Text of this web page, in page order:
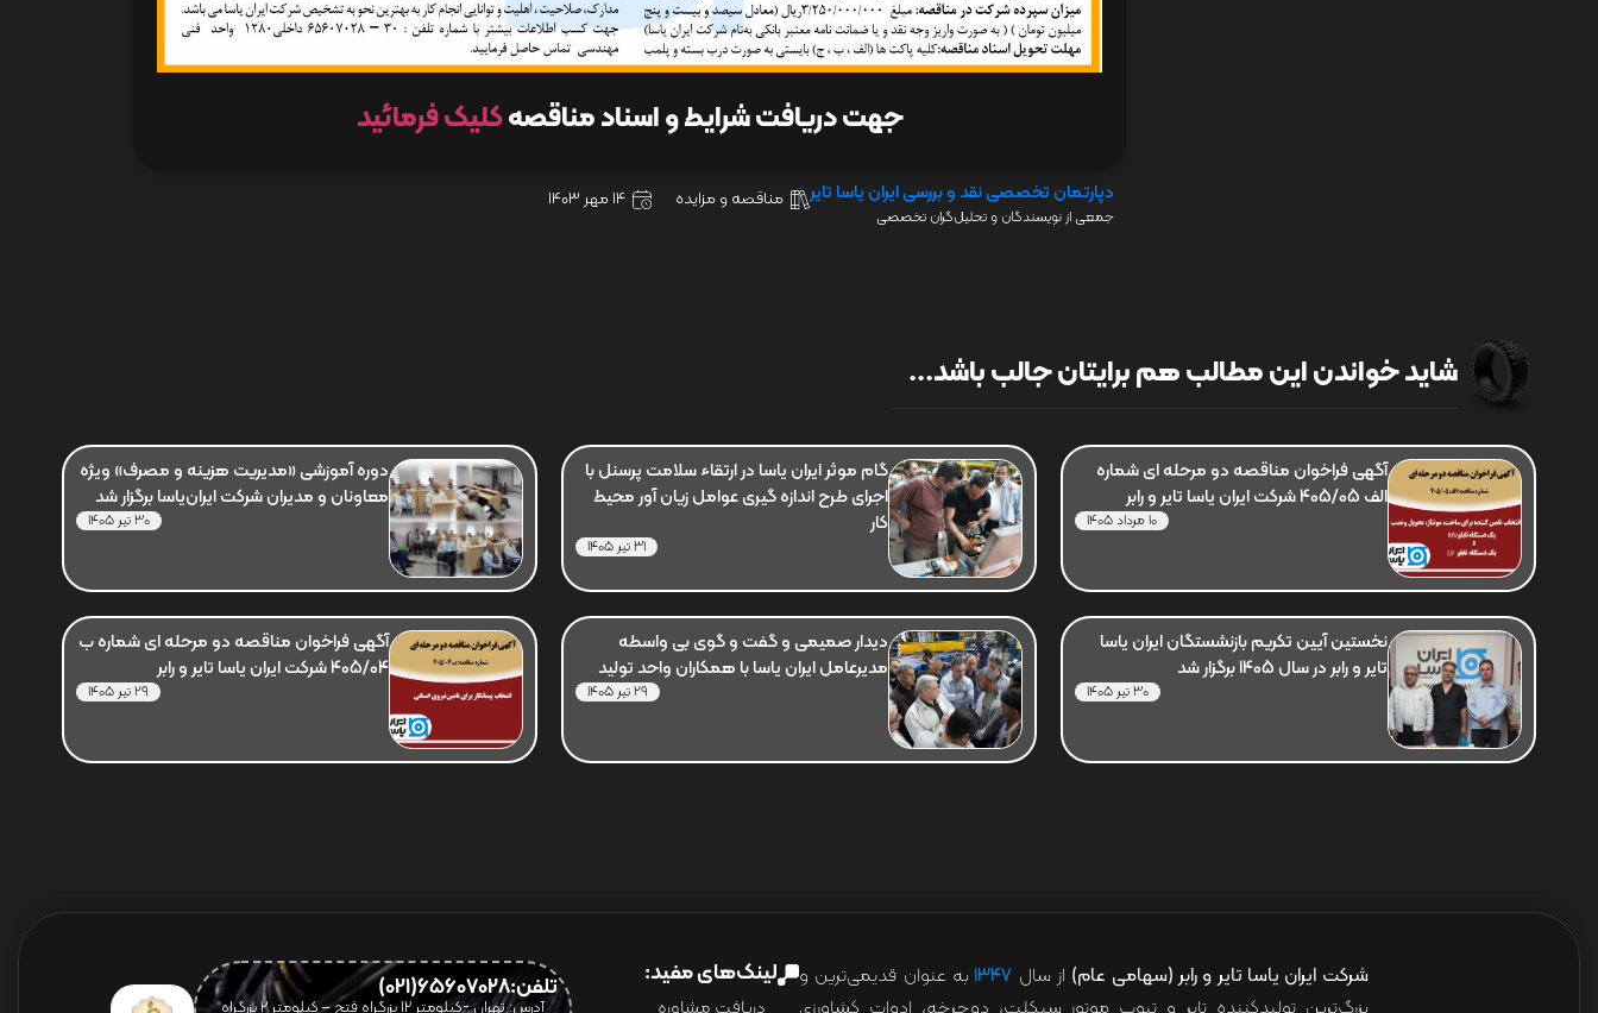
جهت دریافت شرایط و اسناد مناقصهکلیک فرمائید
دپارتمان تخصصی نقد و بررسی ایران یاسا تایر
جمعی از نویسندگان و تحلیل‌گران تخصصی
مناقصه و مزایده 14 مهر 1403
شاید خواندن این مطالب هم برایتان جالب باشد...
آگهی فراخوان مناقصه دو مرحله ای شماره
الف 405/05 شرکت ایران یاسا تایر و رابر
10 مرداد 1405
گام موثر ایران یاسا در ارتقاء سلامت پرسنل با
اجرای طرح اندازه گیری عوامل زیان آور محیط
کار
31 تیر 1405
دوره آموزشی «مدیریت هزینه و مصرف» ویژه
معاونان و مدیران شرکت ایران‌یاسا برگزار شد
30 تیر 1405
نخستین آیین تکریم بازنشستگان ایران یاسا
تایر و رابر در سال 1405 برگزار شد
30 تیر 1405
دیدار صمیمی و گفت و گوی بی واسطه
مدیرعامل ایران یاسا با همکاران واحد تولید
29 تیر 1405
آگهی فراخوان مناقصه دو مرحله ای شماره ب
405/04 شرکت ایران یاسا تایر و رابر
29 تیر 1405
شرکت ایران یاسا تایر و رابر (سهامی عام) از سال ۱۳۴۷ به عنوان قدیمی‌ترین و
لینک‌های مفید: تلفن:65607028(021)
آدرس: تهران -کیلومتر 12 بزرگراه فتح – کیلومتر ۲ بزرگراه